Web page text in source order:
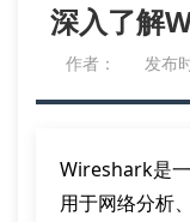
深入了解
作者： 发布
Wireshark是
用于网络分析